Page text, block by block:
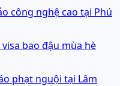
công nghệ cao tại Phú
bao đậu mùa hè
phạt nguội tại Lâm